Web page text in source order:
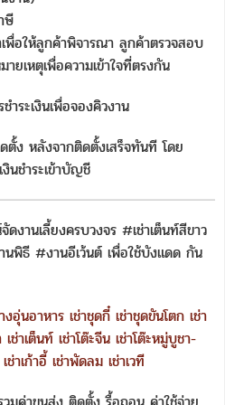
ษี
พื่อให้ลูกค้าพิจารณา ลูกค้าตรวจสอบ
เหตุเพื่อความเข้าใจที่ตรงกัน
ำระเงินเพื่อจองคิวงาน
ตั้ง หลังจากติดตั้งเสร็จทันที โดย
งินชำระเข้าบัญชี
งานเลี้ยงครบวงจร #เช่าเต็นท์สีขาว
พิธี #งานอีเว้นต์ เพื่อใช้บังแดด กัน
งอุ่นอาหาร เช่าชุดกี๋ เช่าชุดขันโตก เช่า
เช่าเต็นท์ เช่าโต๊ะจีน เช่าโต๊ะหมู่บูชา-
เช่าเก้าอี้ เช่าพัดลม เช่าเวที